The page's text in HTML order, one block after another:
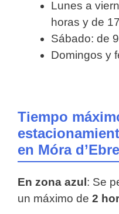
Lunes a
horas y de
Sábado: de
Domingos y
Tiempo
en Móra d’Ebre
En zona azul : Se
un máximo de 2